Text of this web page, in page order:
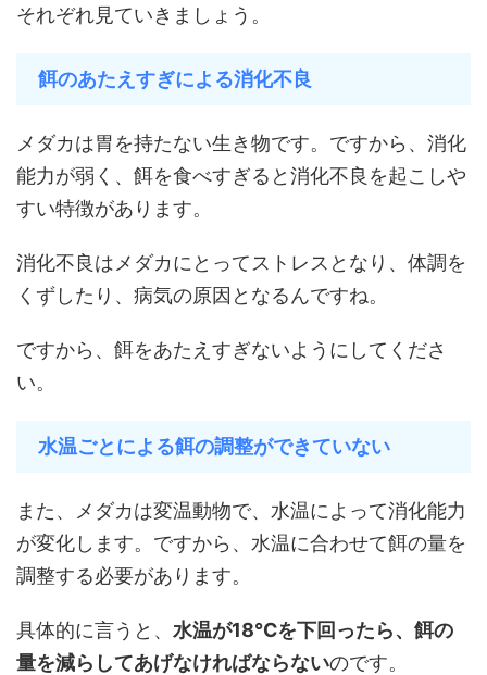
それぞれ見ていきましょう。
餌のあたえすぎによる消化不良
メダカは胃を持たない生き物です。ですから、消化
能力が弱く、餌を食べすぎると消化不良を起こしや
すい特徴があります。
消化不良はメダカにとってストレスとなり、体調を
くずしたり、病気の原因となるんですね。
ですから、餌をあたえすぎないようにしてくださ
い。
水温ごとによる餌の調整ができていない
また、メダカは変温動物で、水温によって消化能力
が変化します。ですから、水温に合わせて餌の量を
調整する必要があります。
具体的に言うと、 水温が18℃を下回ったら、餌の
量を減らしてあげなければならないのです。